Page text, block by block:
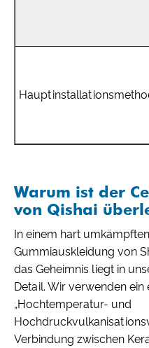
Warum ist der
von Qishai
In einem hart
Gummiauskleidung von
das Geheimnis liegt in
Detail. Wir verwenden ein
„Hochtemperatur- und
Verbindung zwischen